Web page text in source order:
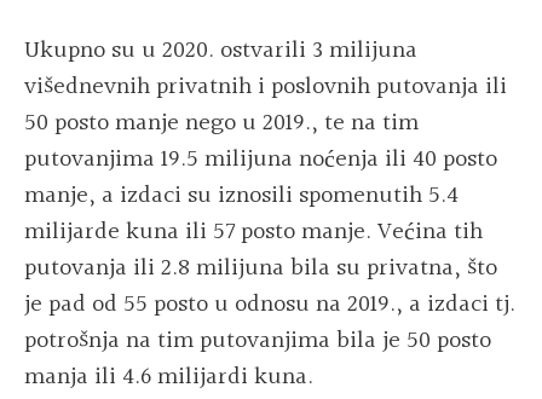
Ukupno su u 2020. ostvarili 3 milijuna
višednevnih privatnih i poslovnih putovanja ili
50 posto manje nego u 2019., te na tim
putovanjima 19.5 milijuna noćenja ili 40 posto
manje, a izdaci su iznosili spomenutih 5.4
milijarde kuna ili 57 posto manje. Većina tih
putovanja ili 2.8 milijuna bila su privatna, što
je pad od 55 posto u odnosu na 2019., a izdaci tj.
potrošnja na tim putovanjima bila je 50 posto
manja ili 4.6 milijardi kuna.